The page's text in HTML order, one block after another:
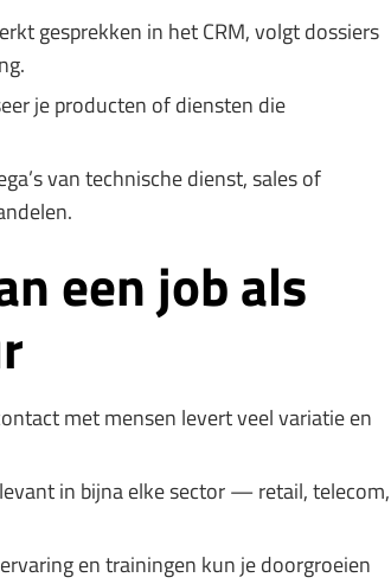
gesprekken in het CRM, volgt dossiers
je producten of diensten die
van technische dienst, sales of
een job als
met mensen levert veel variatie en
in bijna elke sector — retail, telecom,
en trainingen kun je doorgroeien